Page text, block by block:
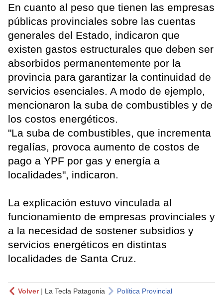
En cuanto al peso que tienen las empresas
públicas provinciales sobre las cuentas
generales del Estado, indicaron que
existen gastos estructurales que deben ser
absorbidos permanentemente por la
provincia para garantizar la continuidad de
servicios esenciales. A modo de ejemplo,
mencionaron la suba de combustibles y de
los costos energéticos.
"La suba de combustibles, que incrementa
regalías, provoca aumento de costos de
pago a YPF por gas y energía a
localidades", indicaron.
La explicación estuvo vinculada al
funcionamiento de empresas provinciales y
a la necesidad de sostener subsidios y
servicios energéticos en distintas
localidades de Santa Cruz.
Volver| La Tecla Patagonia Política Provincial